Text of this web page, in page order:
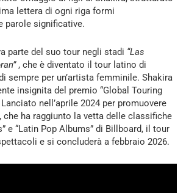
lettera di ogni riga formi
parole significative.
parte del suo tour negli stadi “Las
, che è diventato il tour latino di
sempre per un’artista femminile. Shakira
insignita del premio “Global Touring
nell’aprile 2024 per promuovere
che ha raggiunto la vetta delle classifiche
e “Latin Pop Albums” di Billboard, il tour
e si concluderà a febbraio 2026.